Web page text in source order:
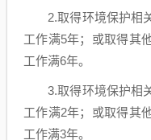
2.取得环境保护相关
工作满5年；或取得其
工作满6年。
3.取得环境保护相关
工作满2年；或取得其
工作满3年。